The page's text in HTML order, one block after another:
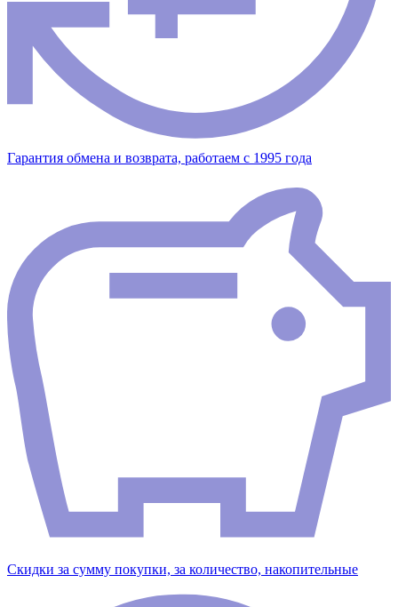
Гарантия обмена и возврата, работаем с 1995 года
Скидки за сумму покупки, за количество, накопительные